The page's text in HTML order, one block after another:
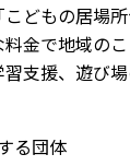
どもの居場
金で地域の
習支援、遊び
る団体